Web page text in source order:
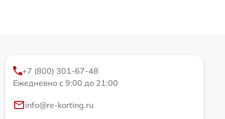
+7 (800) 301-67-48
Ежедневно с 9:00 до 21:00
info@re-korting.ru